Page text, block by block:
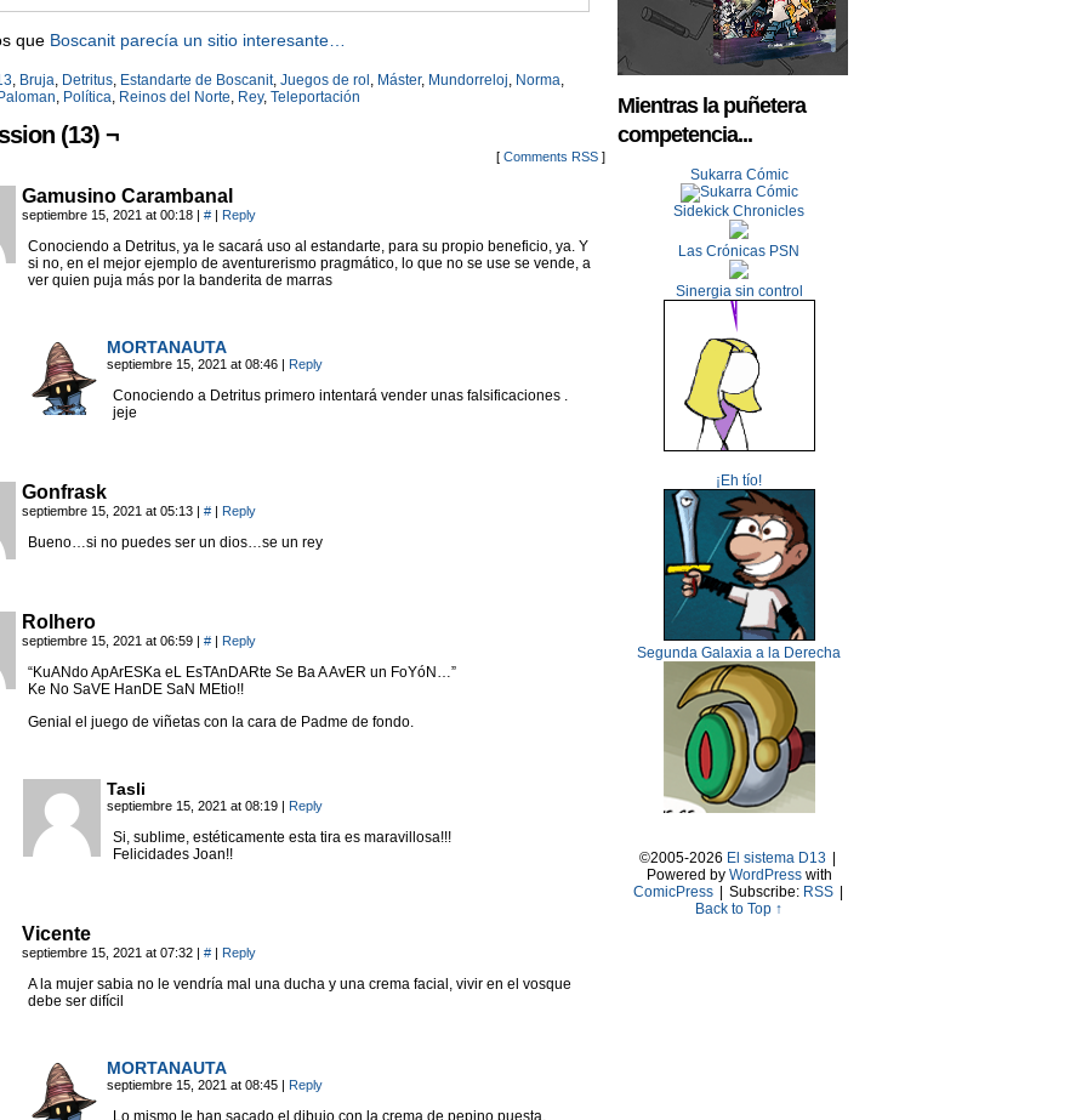
que Boscanit parecía un sitio interesante…
, Bruja, Detritus, Estandarte de Boscanit, Juegos de rol , Máster, Mundorreloj, Norma,
, Política, Reinos del Norte, Rey, Teleportación
(13) ¬
[ Comments RSS ]
Gamusino Carambanal
septiembre 15, 2021 at 00:18 | # | Reply
Conociendo a Detritus, ya le sacará uso al estandarte, para su propio beneficio, ya. Y
si no, en el mejor ejemplo de aventurerismo pragmático, lo que no se use se vende, a
ver quien puja más por la banderita de marras
MORTANAUTA
septiembre 15, 2021 at 08:46 | Reply
Conociendo a Detritus primero intentará vender unas falsificaciones .
jeje
Gonfrask
septiembre 15, 2021 at 05:13 | # | Reply
Bueno…si no puedes ser un dios…se un rey
Rolhero
septiembre 15, 2021 at 06:59 | # | Reply
“KuANdo ApArESKa eL EsTAnDARte Se Ba A AvER un FoYóN…”
Ke No SaVE HanDE SaN MEtio!!
Genial el juego de viñetas con la cara de Padme de fondo.
Tasli
septiembre 15, 2021 at 08:19 | Reply
Si, sublime, estéticamente esta tira es maravillosa!!!
Felicidades Joan!!
Vicente
septiembre 15, 2021 at 07:32 | # | Reply
A la mujer sabia no le vendría mal una ducha y una crema facial, vivir en el vosque
debe ser difícil
MORTANAUTA
septiembre 15, 2021 at 08:45 | Reply
Lo mismo le han sacado el dibujo con la crema de pepino puesta,
Mientras la puñetera
competencia...
Sukarra Cómic
Sidekick Chronicles
Las Crónicas PSN
Sinergia sin control
¡Eh tío!
Segunda Galaxia a la Derecha
©2005-2026 El sistema D13
Powered by WordPresswith
ComicPress
Subscribe: RSS
Back to Top ↑